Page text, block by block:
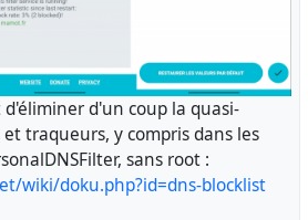
d'un coup la quasi-
traqueurs, y compris dans les
sans root :
wiki/doku.php?id=dns-blocklist